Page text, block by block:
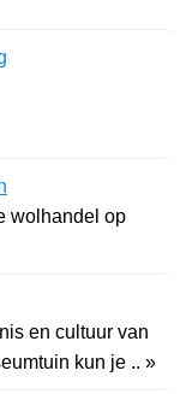
wolhandel op
en cultuur van
kun je .. »